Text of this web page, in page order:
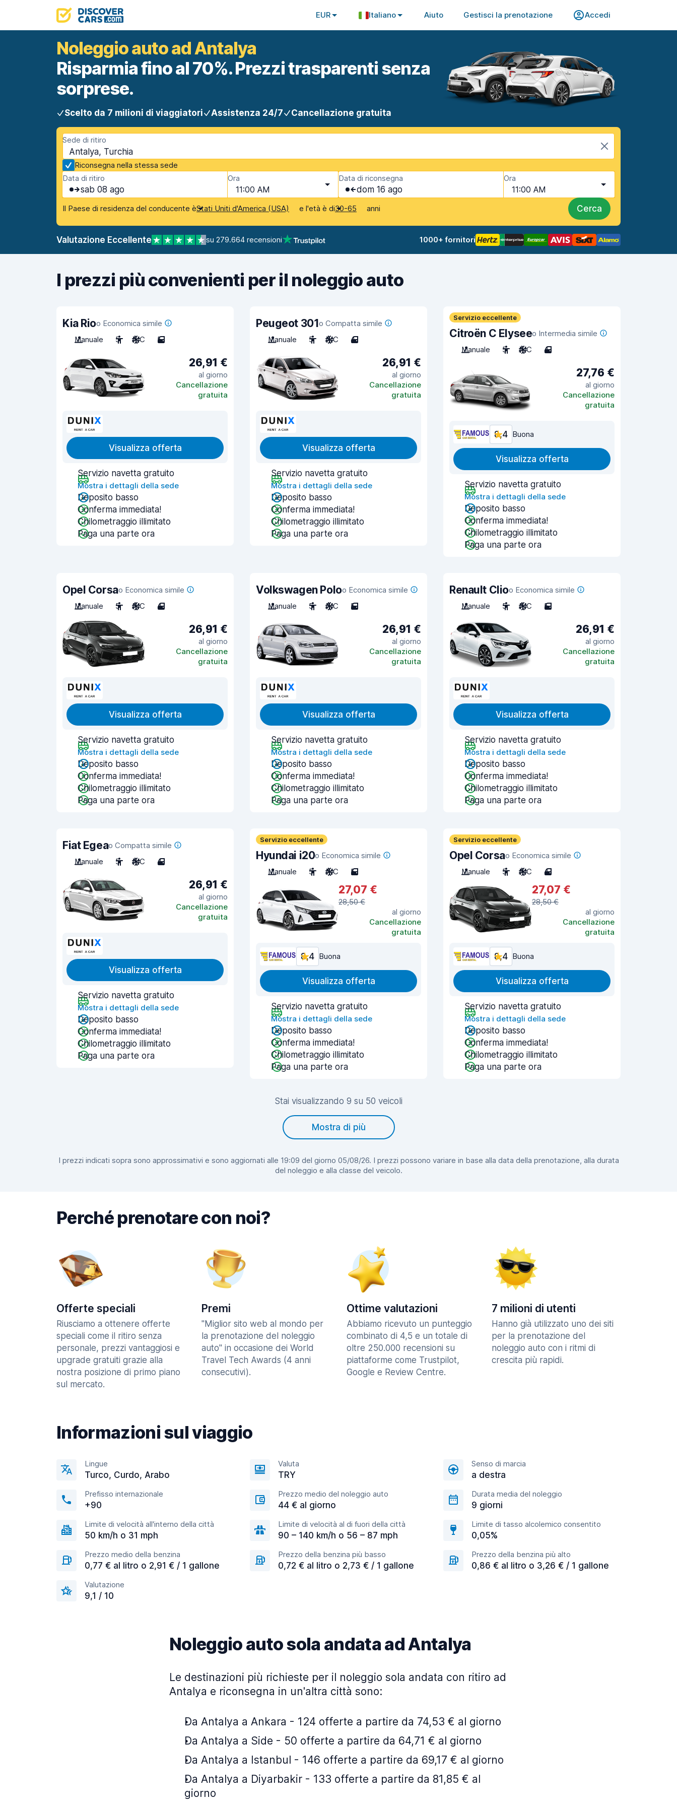
EUR Italiano Aiuto Gestisci la prenotazione Accedi
Noleggio auto ad Antalya
Risparmia fino al 70%. Prezzi trasparenti senza
sorprese.
Scelto da 7 milioni di viaggiatori Assistenza 24/7 Cancellazione gratuita
Sede di ritiro
Antalya, Turchia
Riconsegna nella stessa sede
Data di ritiro
sab 08 ago
Ora
11:00 AM
Data di riconsegna
dom 16 ago
Ora
11:00 AM
Il Paese di residenza del conducente èStati Uniti d'America (USA) e l'età è di30-65 anni Cerca
Valutazione Eccellente su 279.664 recensioni 1000+ fornitori
I prezzi più convenienti per il noleggio auto
Kia Rioo Economica simile
Manuale
5 A/C 5
26,91 €
al giorno
Cancellazione
gratuita
Visualizza offerta
Servizio navetta gratuito
Mostra i dettagli della sede
Deposito basso
Conferma immediata!
Chilometraggio illimitato
Paga una parte ora
Peugeot 301o Compatta simile
Manuale
5 A/C 4
26,91 €
al giorno
Cancellazione
gratuita
Visualizza offerta
Servizio navetta gratuito
Mostra i dettagli della sede
Deposito basso
Conferma immediata!
Chilometraggio illimitato
Paga una parte ora
Servizio eccellente
Citroën C Elyseeo Intermedia simile
Manuale
5 A/C 4
27,76 €
al giorno
Cancellazione
gratuita
8,4 Buona
Visualizza offerta
Servizio navetta gratuito
Mostra i dettagli della sede
Deposito basso
Conferma immediata!
Chilometraggio illimitato
Paga una parte ora
Opel Corsao Economica simile
Manuale
5 A/C 4
26,91 €
al giorno
Cancellazione
gratuita
Visualizza offerta
Servizio navetta gratuito
Mostra i dettagli della sede
Deposito basso
Conferma immediata!
Chilometraggio illimitato
Paga una parte ora
Volkswagen Poloo Economica simile
Manuale
5 A/C 5
26,91 €
al giorno
Cancellazione
gratuita
Visualizza offerta
Servizio navetta gratuito
Mostra i dettagli della sede
Deposito basso
Conferma immediata!
Chilometraggio illimitato
Paga una parte ora
Renault Clioo Economica simile
Manuale
5 A/C 5
26,91 €
al giorno
Cancellazione
gratuita
Visualizza offerta
Servizio navetta gratuito
Mostra i dettagli della sede
Deposito basso
Conferma immediata!
Chilometraggio illimitato
Paga una parte ora
Fiat Egeao Compatta simile
Manuale
5 A/C 4
26,91 €
al giorno
Cancellazione
gratuita
Visualizza offerta
Servizio navetta gratuito
Mostra i dettagli della sede
Deposito basso
Conferma immediata!
Chilometraggio illimitato
Paga una parte ora
Servizio eccellente
Hyundai i20o Economica simile
Manuale
5 A/C 5
27,07 €
28,50 €
al giorno
Cancellazione
gratuita
8,4 Buona
Visualizza offerta
Servizio navetta gratuito
Mostra i dettagli della sede
Deposito basso
Conferma immediata!
Chilometraggio illimitato
Paga una parte ora
Servizio eccellente
Opel Corsao Economica simile
Manuale
5 A/C 4
27,07 €
28,50 €
al giorno
Cancellazione
gratuita
8,4 Buona
Visualizza offerta
Servizio navetta gratuito
Mostra i dettagli della sede
Deposito basso
Conferma immediata!
Chilometraggio illimitato
Paga una parte ora
Stai visualizzando 9 su 50 veicoli
Mostra di più
I prezzi indicati sopra sono approssimativi e sono aggiornati alle 19:09 del giorno 05/08/26. I prezzi possono variare in base alla data della prenotazione, alla durata
del noleggio e alla classe del veicolo.
Perché prenotare con noi?
Offerte speciali
Riusciamo a ottenere offerte
speciali come il ritiro senza
personale, prezzi vantaggiosi e
upgrade gratuiti grazie alla
nostra posizione di primo piano
sul mercato.
Premi
"Miglior sito web al mondo per
la prenotazione del noleggio
auto" in occasione dei World
Travel Tech Awards (4 anni
consecutivi).
Ottime valutazioni
Abbiamo ricevuto un punteggio
combinato di 4,5 e un totale di
oltre 250.000 recensioni su
piattaforme come Trustpilot,
Google e Review Centre.
7 milioni di utenti
Hanno già utilizzato uno dei siti
per la prenotazione del
noleggio auto con i ritmi di
crescita più rapidi.
Informazioni sul viaggio
Lingue
Turco, Curdo, Arabo
Valuta
TRY
Senso di marcia
a destra
Prefisso internazionale
+90
Prezzo medio del noleggio auto
44 € al giorno
Durata media del noleggio
9 giorni
Limite di velocità all'interno della città
50 km/h o 31 mph
Limite di velocità al di fuori della città
90 – 140 km/h o 56 – 87 mph
Limite di tasso alcolemico consentito
0,05%
Prezzo medio della benzina
0,77 € al litro o 2,91 € / 1 gallone
Prezzo della benzina più basso
0,72 € al litro o 2,73 € / 1 gallone
Prezzo della benzina più alto
0,86 € al litro o 3,26 € / 1 gallone
Valutazione
9,1 / 10
Noleggio auto sola andata ad Antalya
Le destinazioni più richieste per il noleggio sola andata con ritiro ad
Antalya e riconsegna in un'altra città sono:
Da Antalya a Ankara - 124 offerte a partire da 74,53 € al giorno
Da Antalya a Side - 50 offerte a partire da 64,71 € al giorno
Da Antalya a Istanbul - 146 offerte a partire da 69,17 € al giorno
Da Antalya a Diyarbakir - 133 offerte a partire da 81,85 € al
giorno